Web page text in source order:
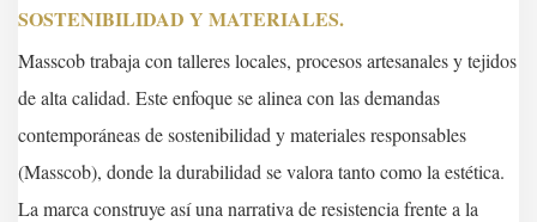
SOSTENIBILIDAD Y MATERIALES.
Masscob trabaja con talleres locales, procesos artesanales y tejidos
de alta calidad. Este enfoque se alinea con las demandas
contemporáneas de sostenibilidad y materiales responsables
(Masscob), donde la durabilidad se valora tanto como la estética.
La marca construye así una narrativa de resistencia frente a la